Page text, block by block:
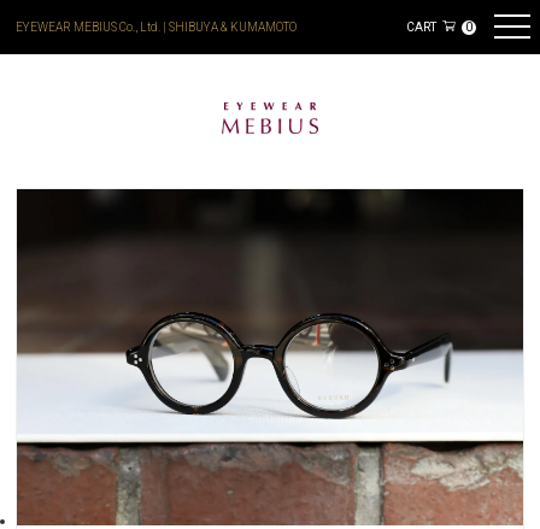
EYEWEAR MEBIUS Co., Ltd. | SHIBUYA & KUMAMOTO CART 0